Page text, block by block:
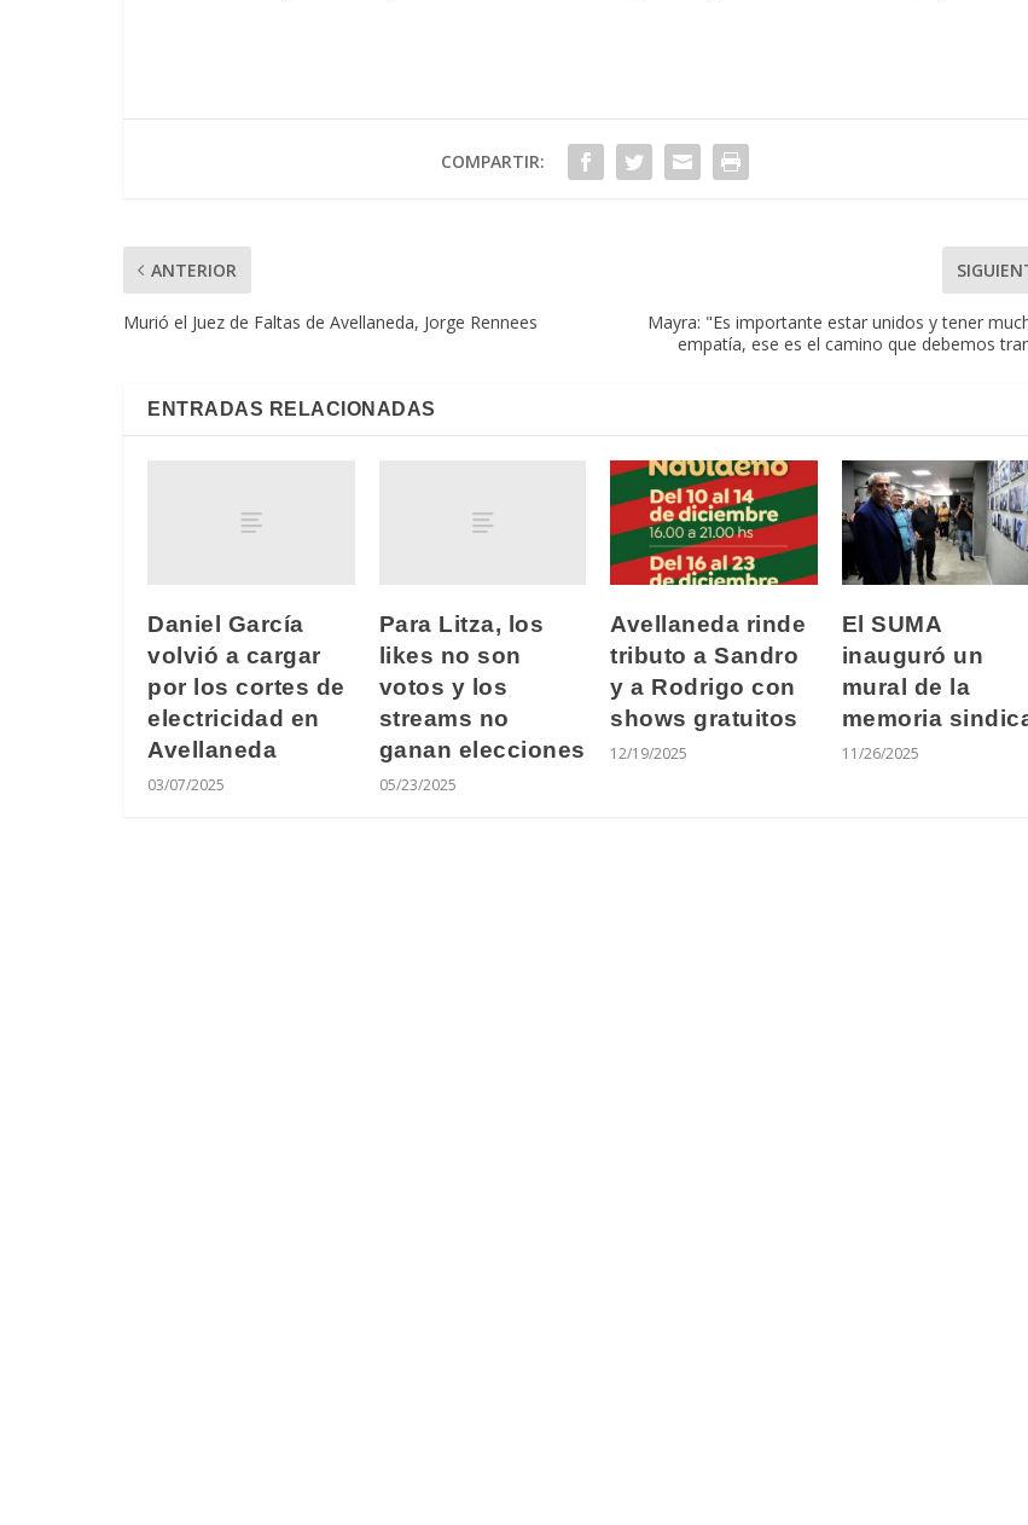
COMPARTIR:
ANTERIOR
Murió el Juez de Faltas de Avellaneda, Jorge Rennees
Mayra: "Es importante estar unidos y tener
empatía, ese es el camino que debemos
ENTRADAS RELACIONADAS
Daniel García
volvió a cargar
por los cortes de
electricidad en
Avellaneda
03/07/2025
Para Litza, los
likes no son
votos y los
streams no
ganan elecciones
05/23/2025
Avellaneda rinde
tributo a Sandro
y a Rodrigo con
shows gratuitos
12/19/2025
El SUMA
inauguró un
mural de la
memoria
11/26/2025